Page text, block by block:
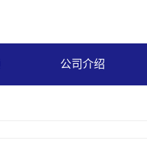
公司介绍